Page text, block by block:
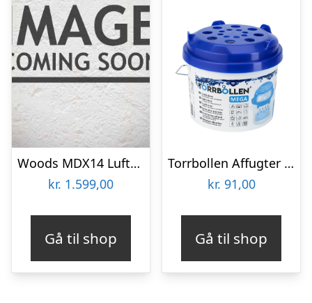
Woods MDX14 Luftfugter / Affugter
kr. 1.599,00
Gå til shop
Torrbollen Affugter mega spand m/3 refill
kr. 91,00
Gå til shop